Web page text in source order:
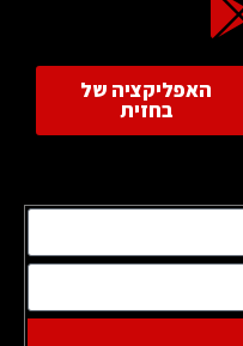
האפליקציה של
בחזית